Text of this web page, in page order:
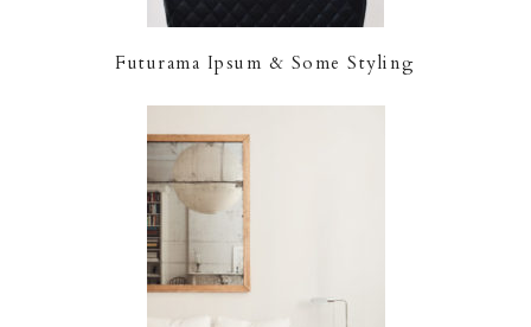
Futurama Ipsum & Some Styling